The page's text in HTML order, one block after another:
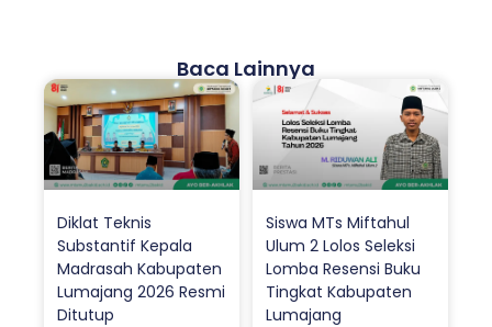
Baca Lainnya
Diklat Teknis
Substantif Kepala
Madrasah Kabupaten
Lumajang 2026 Resmi
Ditutup
Siswa MTs Miftahul
Ulum 2 Lolos Seleksi
Lomba Resensi Buku
Tingkat Kabupaten
Lumajang